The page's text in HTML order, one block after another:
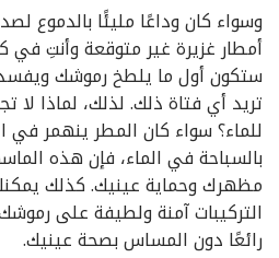
وسواء كان وداعًا مليئًا بالدموع
أمطار غزيرة غير متوقعة وأنتِ في
ستكون أول ما يلطخ رموشك
تريد أي فتاة ذلك. لذلك، لماذا لا
للماء؟ سواء كان المطر ينهمر في
بالسباحة في الماء، فإن هذه
مظهرك وحماية عينيك. كذلك
التركيبات آمنة ولطيفة على
رائعًا دون المساس بصحة عينيك.